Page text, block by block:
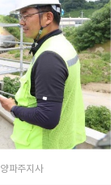
파주지사